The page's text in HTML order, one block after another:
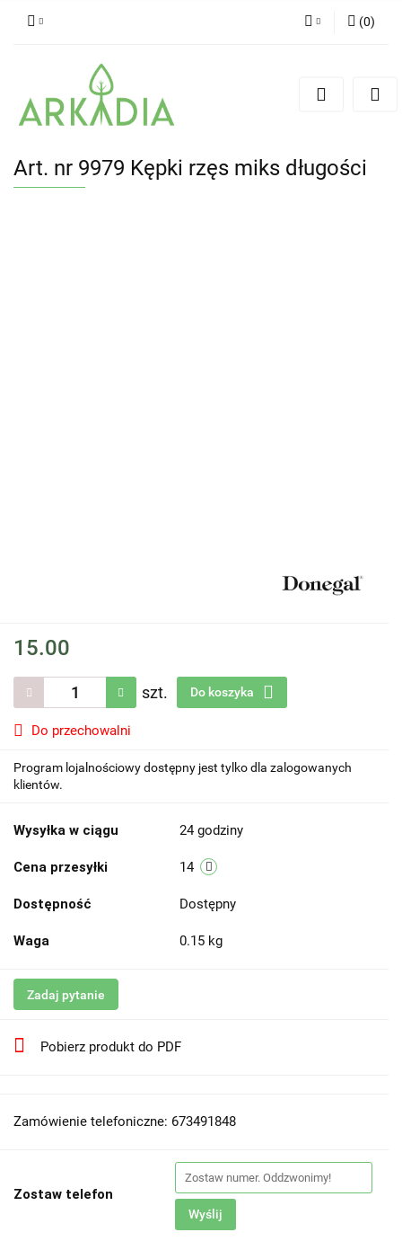
(0)
Art. nr 9979 Kępki rzęs miks długości
15.00
szt. Do koszyka
Do przechowalni
Program lojalnościowy dostępny jest tylko dla zalogowanych
klientów.
Wysyłka w ciągu 24 godziny
Cena przesyłki 14
Dostępność Dostępny
Waga 0.15 kg
Zadaj pytanie
Pobierz produkt do PDF
Zamówienie telefoniczne: 673491848
Zostaw telefon
Wyślij